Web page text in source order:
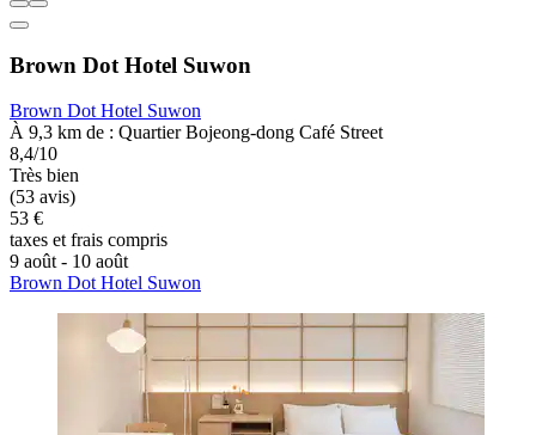
Brown Dot Hotel Suwon
Brown Dot Hotel Suwon
À 9,3 km de : Quartier Bojeong-dong Café Street
8,4/10
Très bien
(53 avis)
53 €
taxes et frais compris
9 août - 10 août
Brown Dot Hotel Suwon